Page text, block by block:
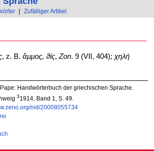
Zufälliger Artikel
, z. B. ἄμμος, ϑίς,Zon. 9 (VII, 404); χηλή
Handwörterbuch der griechischen Sprache.
31914, Band 1, S. 49.
nid/20008055734